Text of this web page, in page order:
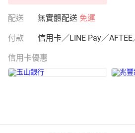
配送 無實體配送 免運
付款 信用卡／LINE Pay／AFTEE
信用卡優惠